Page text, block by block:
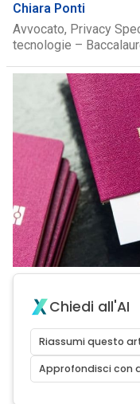
Chiara Ponti
Avvocato, Privacy
tecnologie –
Chiedi all'AI
Riassumi questo
Approfondisci con